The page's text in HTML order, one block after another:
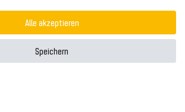
Alle akzeptieren
Speichern